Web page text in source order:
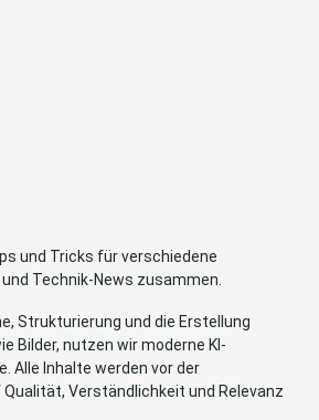
und Tricks für verschiedene
Technik-News zusammen.
Strukturierung und die Erstellung
Bilder, nutzen wir moderne KI-
Alle Inhalte werden vor der
Verständlichkeit und Relevanz